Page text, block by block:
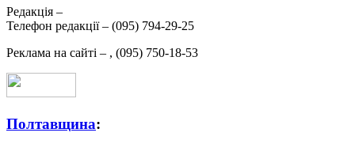
Редакція –
Телефон редакції – (095) 794-29-25
Реклама на сайті – , (095) 750-18-53
Полтавщина: